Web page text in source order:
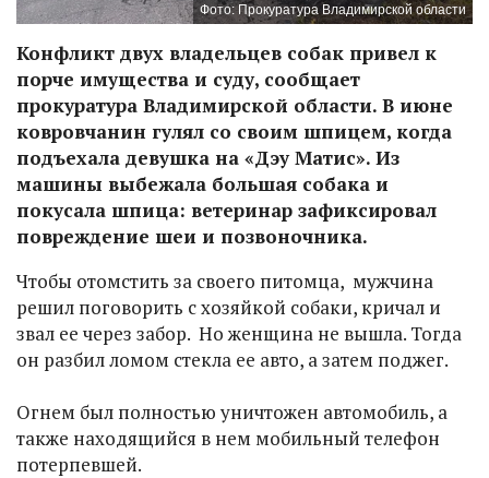
Фото: Прокуратура Владимирской области
Конфликт двух владельцев собак привел к
порче имущества и суду, сообщает
прокуратура Владимирской области. В июне
ковровчанин гулял со своим шпицем, когда
подъехала девушка на «Дэу Матис». Из
машины выбежала большая собака и
покусала шпица: ветеринар зафиксировал
повреждение шеи и позвоночника.
Чтобы отомстить за своего питомца, мужчина
решил поговорить с хозяйкой собаки, кричал и
звал ее через забор. Но женщина не вышла. Тогда
он разбил ломом стекла ее авто, а затем поджег.
Огнем был полностью уничтожен автомобиль, а
также находящийся в нем мобильный телефон
потерпевшей.